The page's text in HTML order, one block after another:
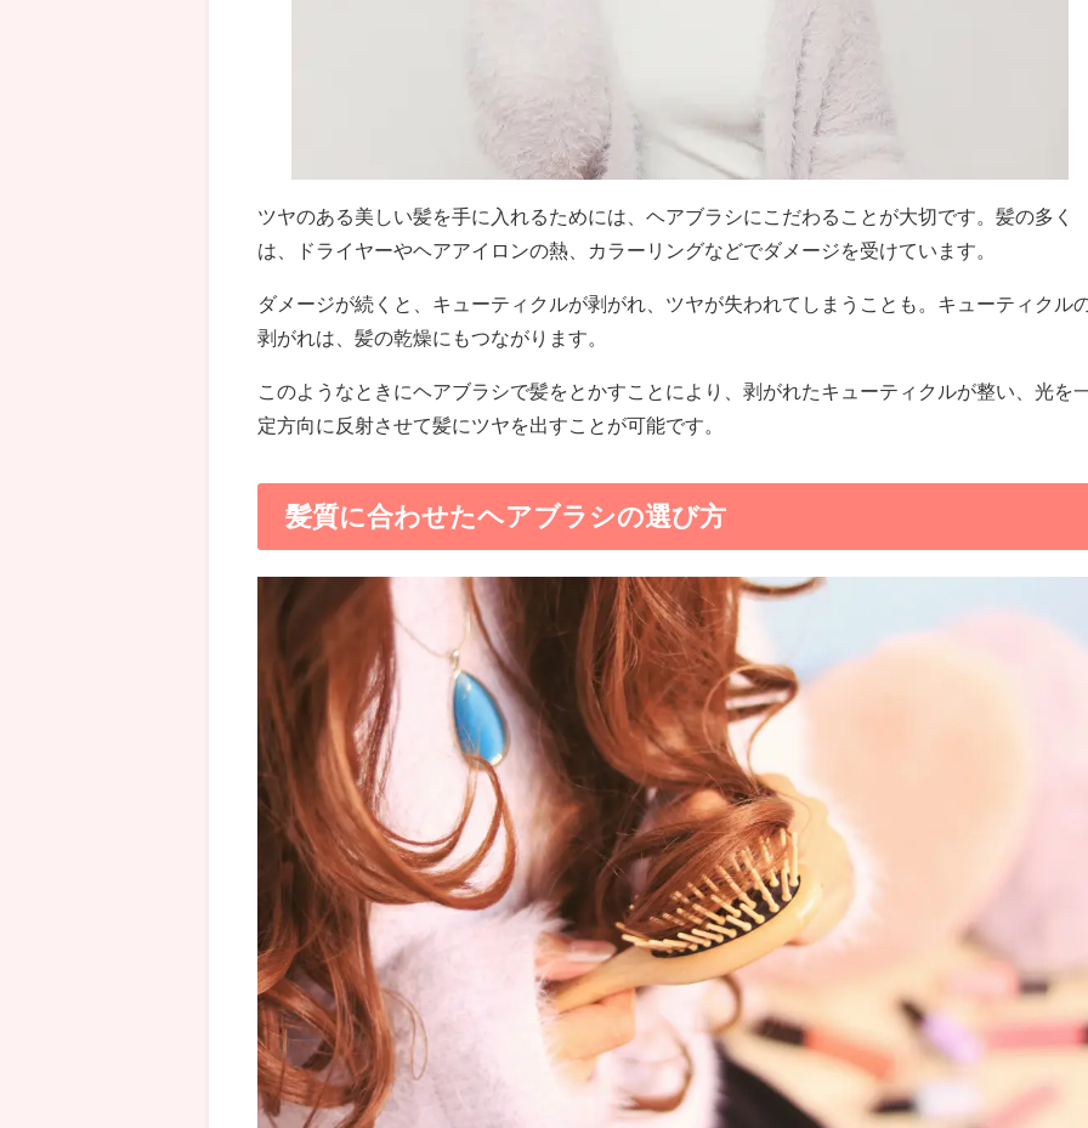
ツヤのある美しい髪を手に入れるためには、ヘアブラシにこだわることが大切です。髪の多く
は、ドライヤーやヘアアイロンの熱、カラーリングなどでダメージを受けています。
ダメージが続くと、キューティクルが剥がれ、ツヤが失われてしまうことも。キューティクル
剥がれは、髪の乾燥にもつながります。
このようなときにヘアブラシで髪をとかすことにより、剥がれたキューティクルが整い、光を
定方向に反射させて髪にツヤを出すことが可能です。
髪質に合わせたヘアブラシの選び方